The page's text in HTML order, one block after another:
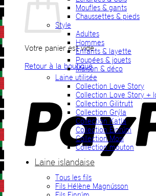
Votre panier est vide.
Retour à la boutique
Moufles & gants
Chaussettes & pieds
Style
Adultes
Hommes
Enfants & layette
Poupées & jouets
Maison & déco
Laine utilisée
Collection Love Story
Collection Love Story +
Collection Gilitrutt
Collection Grýla
Collection Katla
Collection Einrúm
Collection Mosi
Collection mouton
Laine islandaise
Tous les fils
Fils Hélène Magnússon